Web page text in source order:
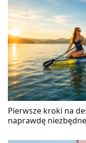
Pierwsze kroki na
naprawdę